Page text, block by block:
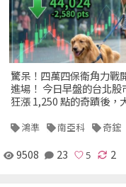
驚呆！四萬四保衛角力戰
進場！ 今日早盤的台北
狂漲 1,250 點的奇蹟後，
鴻準 南亞科 奇鋐
9508 23 2